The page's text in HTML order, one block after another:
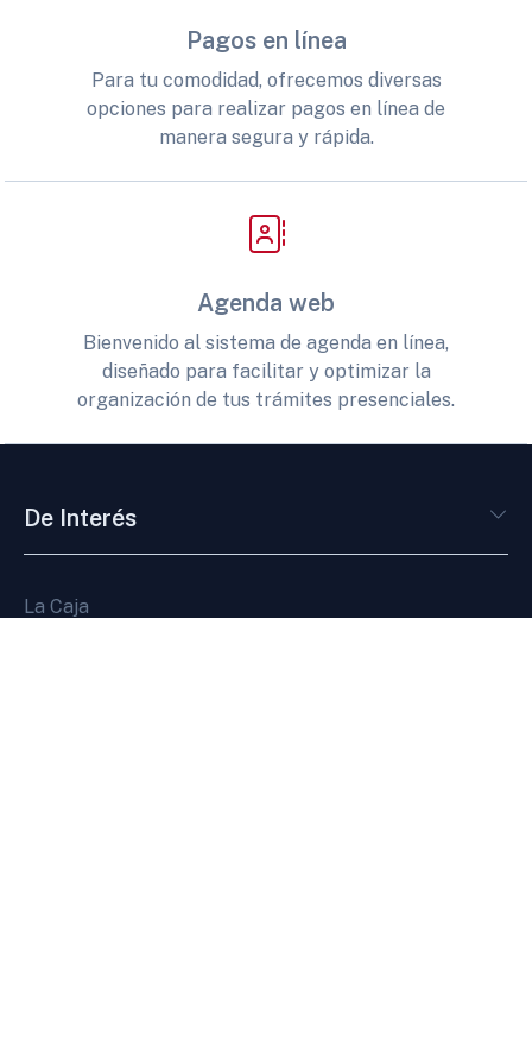
Pagos en línea
Para tu comodidad, ofrecemos diversas
opciones para realizar pagos en línea de
manera segura y rápida.
Agenda web
Bienvenido al sistema de agenda en línea,
diseñado para facilitar y optimizar la
organización de tus trámites presenciales.
De Interés
La Caja